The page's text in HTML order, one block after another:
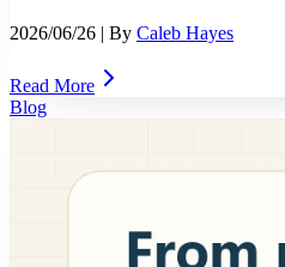
2026/06/26 | By Caleb Hayes
Read More
Blog